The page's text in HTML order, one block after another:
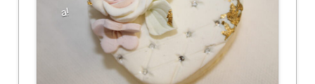
a!